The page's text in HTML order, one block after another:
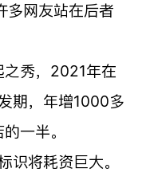
多网友站在后者
秀，2021年在
期，年增1000多
一半。
将耗资巨大。